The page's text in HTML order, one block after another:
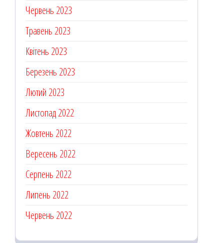
Червень 2023
Травень 2023
Квітень 2023
Березень 2023
Лютий 2023
Листопад 2022
Жовтень 2022
Вересень 2022
Серпень 2022
Липень 2022
Червень 2022